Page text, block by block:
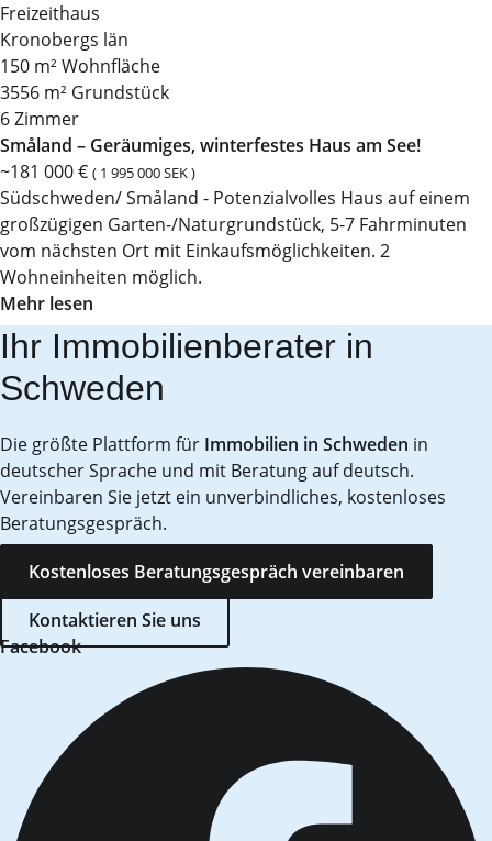
Freizeithaus
Kronobergs län
150 m² Wohnfläche
3556 m² Grundstück
6 Zimmer
Småland – Geräumiges, winterfestes Haus am See!
~181 000 € ( 1 995 000 SEK )
Südschweden/ Småland - Potenzialvolles Haus auf einem
großzügigen Garten-/Naturgrundstück, 5-7 Fahrminuten
vom nächsten Ort mit Einkaufsmöglichkeiten. 2
Wohneinheiten möglich.
Mehr lesen
Ihr Immobilienberater in
Schweden
Die größte Plattform für Immobilien in Schweden in
deutscher Sprache und mit Beratung auf deutsch.
Vereinbaren Sie jetzt ein unverbindliches, kostenloses
Beratungsgespräch.
Kostenloses Beratungsgespräch vereinbaren
Kontaktieren Sie uns
Facebook